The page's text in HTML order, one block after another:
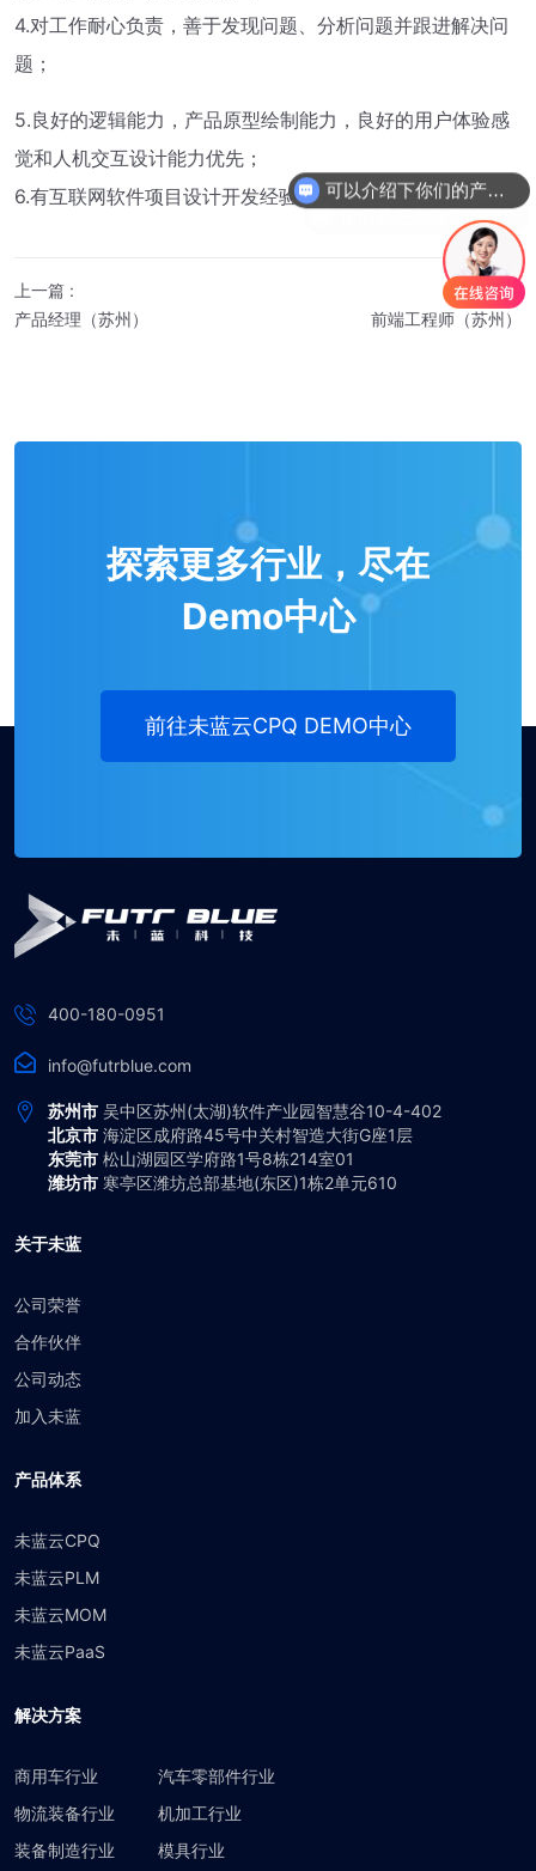
4.对工作耐心负责，善于发现问题、分析问题并跟进解决问
题；
5.良好的逻辑能力，产品原型绘制能力，良好的用户体验感
觉和人机交互设计能力优先；
6.有互联网软件项目设计开发经验优先。
上一篇 :
产品经理（苏州）
下一篇
前端工程师（苏州）
探索更多行业，尽在
Demo中心
前往未蓝云CPQ DEMO中心
400-180-0951
info@futrblue.com
苏州市 吴中区苏州(太湖)软件产业园智慧谷10-4-402
北京市 海淀区成府路45号中关村智造大街G座1层
东莞市 松山湖园区学府路1号8栋214室01
潍坊市 寒亭区潍坊总部基地(东区)1栋2单元610
关于未蓝
公司荣誉
合作伙伴
公司动态
加入未蓝
产品体系
未蓝云CPQ
未蓝云PLM
未蓝云MOM
未蓝云PaaS
解决方案
商用车行业
物流装备行业
装备制造行业
汽车零部件行业
机加工行业
模具行业
你们是怎么收费的呢？